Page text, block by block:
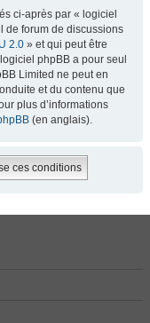
ci-après par « logiciel
de forum de discussions
2.0 » et qui peut être
phpBB a pour seul
Limited ne peut en
et du contenu que
plus d’informations
(en anglais).